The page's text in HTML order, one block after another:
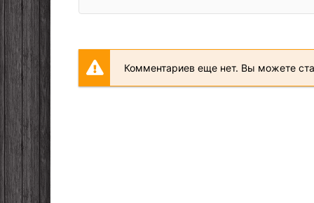
Комментариев еще нет. Вы можете